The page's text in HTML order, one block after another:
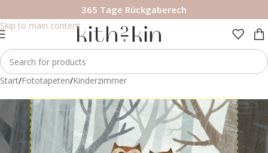
Skip to main content
365 Tage Rückgaberech
Start/Fototapeten/Kinderzimmer